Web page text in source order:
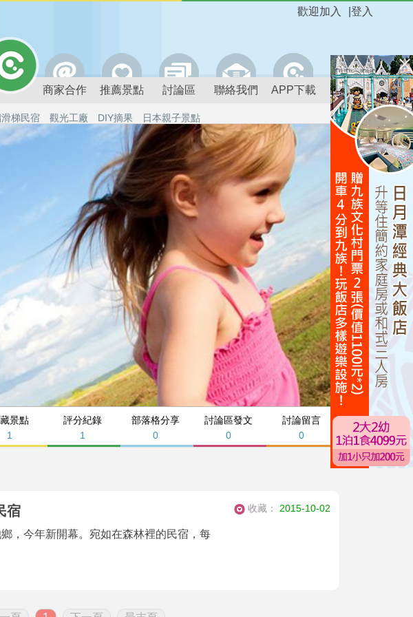
登入
歡迎加入
商家合作 推薦景點 討論區 聯絡我們 APP下載
梯民宿 觀光工廠 DIY摘果 日本親子景點
景點
1
評分紀錄
1
部落格分享
0
討論區發文
0
討論留言
0
宿
，今年新開幕。宛如在森林裡的民宿，每
收藏： 2015-10-02